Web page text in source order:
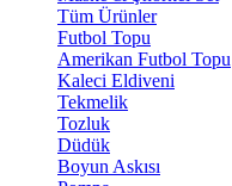
Tüm Ürünler
Futbol Topu
Amerikan Futbol Topu
Kaleci Eldiveni
Tekmelik
Tozluk
Düdük
Boyun Askısı